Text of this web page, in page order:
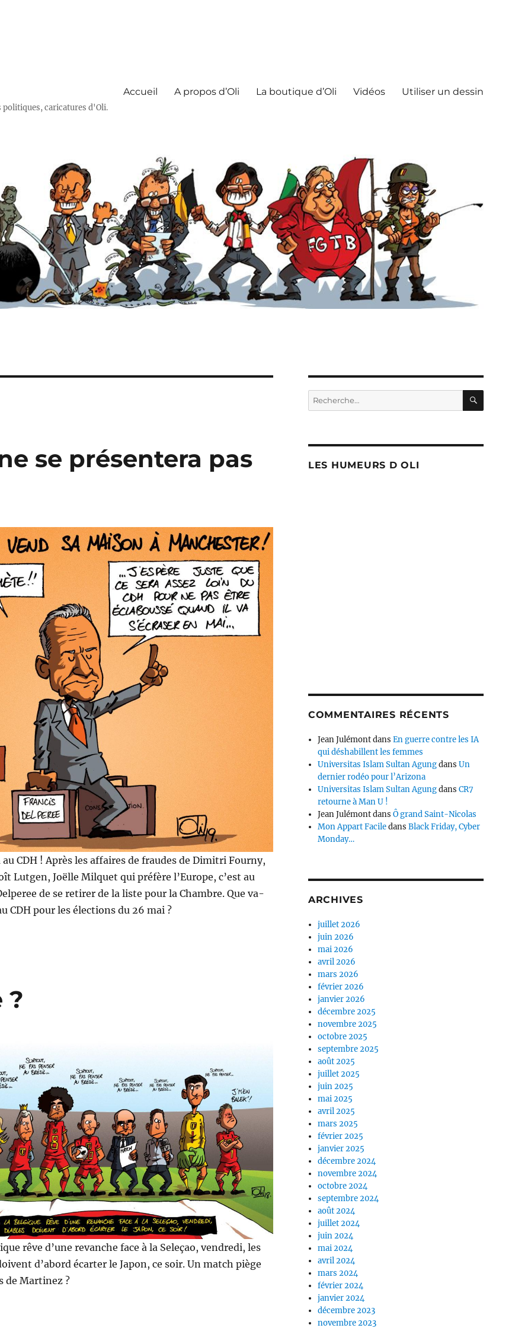
caricatures d'Oli.
Accueil A propos d’Oli La boutique d’Oli Vidéos Utiliser un dessin
se présentera pas
au CDH ! Après les affaires de fraudes de Dimitri Fourny,
Lutgen, Joëlle Milquet qui préfère l’Europe, c’est au
de se retirer de la liste pour la Chambre. Que va-
CDH pour les élections du 26 mai ?
?
rêve d’une revanche face à la Seleçao, vendredi, les
d’abord écarter le Japon, ce soir. Un match piège
de Martinez ?
Recherche
pour :
LES HUMEURS D OLI
COMMENTAIRES RÉCENTS
Jean JulémontdansEn guerre contre les IA
qui déshabillent les femmes
Universitas Islam Sultan AgungdansUn
dernier rodéo pour l’Arizona
Universitas Islam Sultan AgungdansCR7
retourne à Man U !
Jean JulémontdansÔ grand Saint-Nicolas
Mon Appart FaciledansBlack Friday, Cyber
Monday…
ARCHIVES
juillet 2026
juin 2026
mai 2026
avril 2026
mars 2026
février 2026
janvier 2026
décembre 2025
novembre 2025
octobre 2025
septembre 2025
août 2025
juillet 2025
juin 2025
mai 2025
avril 2025
mars 2025
février 2025
janvier 2025
décembre 2024
novembre 2024
octobre 2024
septembre 2024
août 2024
juillet 2024
juin 2024
mai 2024
avril 2024
mars 2024
février 2024
janvier 2024
décembre 2023
novembre 2023